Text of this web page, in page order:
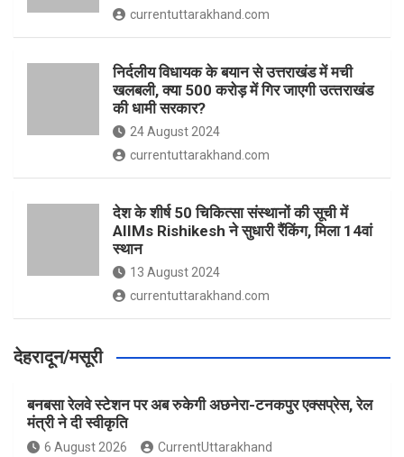
currentuttarakhand.com
निर्दलीय विधायक के बयान से उत्तराखंड में मची
खलबली, क्‍या 500 करोड़ में गिर जाएगी उत्‍तराखंड
की धामी सरकार?
24 August 2024
currentuttarakhand.com
देश के शीर्ष 50 चिकित्सा संस्थानों की सूची में
AIIMs Rishikesh ने सुधारी रैंकिंग, मिला 14वां
स्थान
13 August 2024
currentuttarakhand.com
देहरादून/मसूरी
बनबसा रेलवे स्टेशन पर अब रुकेगी अछनेरा-टनकपुर एक्सप्रेस, रेल
मंत्री ने दी स्वीकृति
6 August 2026 CurrentUttarakhand